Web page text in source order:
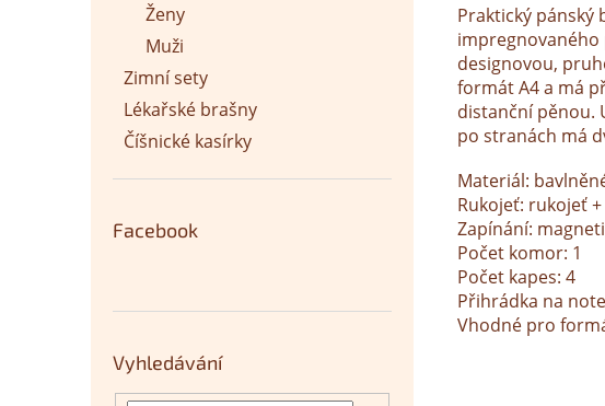
Ženy
Muži
Zimní sety
Lékařské brašny
Číšnické kasírky
Facebook
Vyhledávání
Praktický pánský
impregnovaného
designovou,
formát A4 a má
distanční pěnou.
po stranách má
Materiál:
Rukojeť: rukojeť
Zapínání:
Počet komor: 1
Počet kapes: 4
Přihrádka na
Vhodné pro